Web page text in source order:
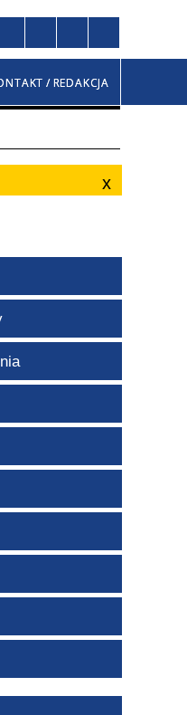
/ REDAKCJA